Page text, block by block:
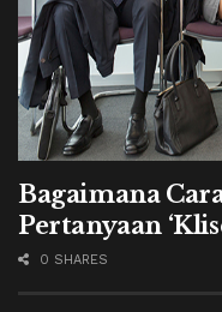
Bagaimana
Pertanyaan
0 SHARES